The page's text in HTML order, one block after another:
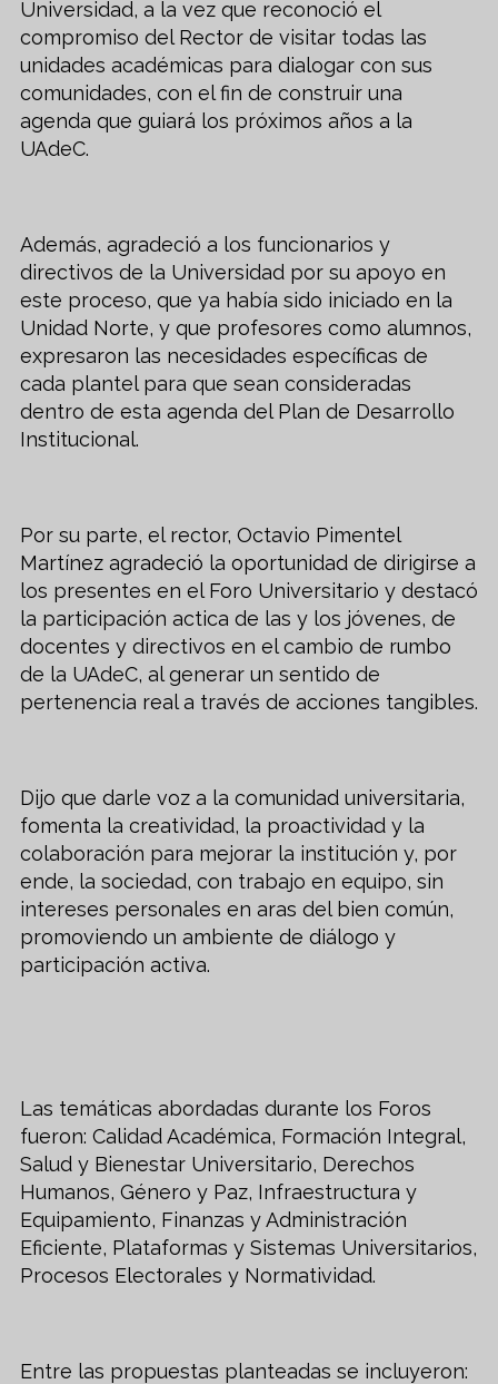
Universidad, a la vez que reconoció el
compromiso del Rector de visitar todas las
unidades académicas para dialogar con sus
comunidades, con el fin de construir una
agenda que guiará los próximos años a la
UAdeC.
Además, agradeció a los funcionarios y
directivos de la Universidad por su apoyo en
este proceso, que ya había sido iniciado en la
Unidad Norte, y que profesores como alumnos,
expresaron las necesidades específicas de
cada plantel para que sean consideradas
dentro de esta agenda del Plan de Desarrollo
Institucional.
Por su parte, el rector, Octavio Pimentel
Martínez agradeció la oportunidad de dirigirse a
los presentes en el Foro Universitario y destacó
la participación actica de las y los jóvenes, de
docentes y directivos en el cambio de rumbo
de la UAdeC, al generar un sentido de
pertenencia real a través de acciones tangibles.
Dijo que darle voz a la comunidad universitaria,
fomenta la creatividad, la proactividad y la
colaboración para mejorar la institución y, por
ende, la sociedad, con trabajo en equipo, sin
intereses personales en aras del bien común,
promoviendo un ambiente de diálogo y
participación activa.
Las temáticas abordadas durante los Foros
fueron: Calidad Académica, Formación Integral,
Salud y Bienestar Universitario, Derechos
Humanos, Género y Paz, Infraestructura y
Equipamiento, Finanzas y Administración
Eficiente, Plataformas y Sistemas Universitarios,
Procesos Electorales y Normatividad.
Entre las propuestas planteadas se incluyeron: